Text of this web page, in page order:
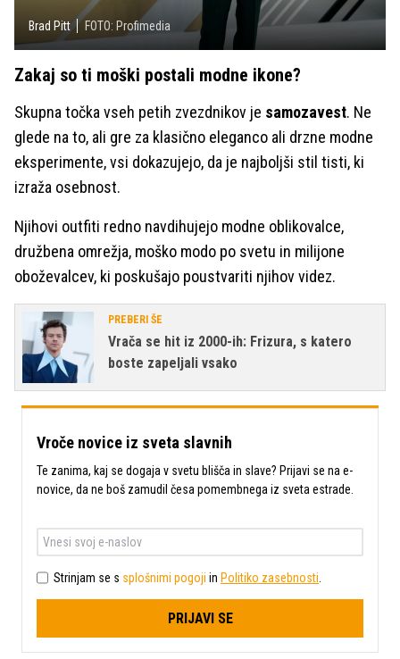
Brad Pitt FOTO: Profimedia
Zakaj so ti moški postali modne ikone?
Skupna točka vseh petih zvezdnikov je samozavest. Ne
glede na to, ali gre za klasično eleganco ali drzne modne
eksperimente, vsi dokazujejo, da je najboljši stil tisti, ki
izraža osebnost.
Njihovi outfiti redno navdihujejo modne oblikovalce,
družbena omrežja, moško modo po svetu in milijone
oboževalcev, ki poskušajo poustvariti njihov videz.
PREBERI ŠE
Vrača se hit iz 2000-ih: Frizura, s katero
boste zapeljali vsako
Vroče novice iz sveta slavnih
Te zanima, kaj se dogaja v svetu blišča in slave? Prijavi se na e-
novice, da ne boš zamudil česa pomembnega iz sveta estrade.
Strinjam se s splošnimi pogoji in Politiko zasebnosti
PRIJAVI SE